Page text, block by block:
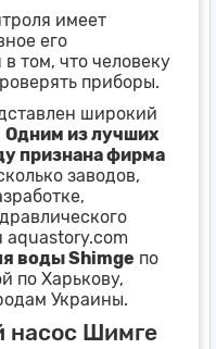
имеет
его
том, что человеку
приборы.
широкий
Одним из лучших
признана фирма
заводов,
aquastory.com
воды Shimge по
по Харькову,
Украины.
насос Шимге